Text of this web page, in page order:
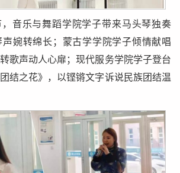
音乐与舞蹈学院学子带来马头琴独奏
声婉转绵长；蒙古学学院学子倾情献唱
歌声动人心扉；现代服务学院学子登台
结之花》，以铿锵文字诉说民族团结温